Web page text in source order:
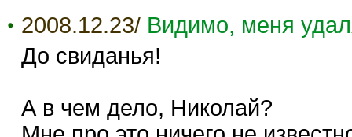
2008.12.23/ Видимо, меня
До свиданья!
А в чем дело, Николай?